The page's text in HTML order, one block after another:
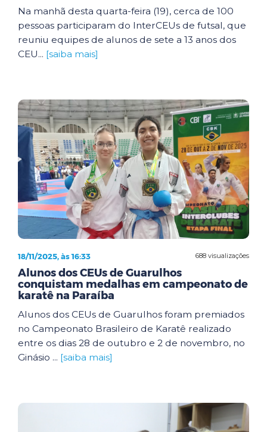
Na manhã desta quarta-feira (19), cerca de 100
pessoas participaram do InterCEUs de futsal, que
reuniu equipes de alunos de sete a 13 anos dos
CEU... [saiba mais]
688 visualizações
18/11/2025, às 16:33
Alunos dos CEUs de Guarulhos
conquistam medalhas em campeonato de
karatê na Paraíba
Alunos dos CEUs de Guarulhos foram premiados
no Campeonato Brasileiro de Karatê realizado
entre os dias 28 de outubro e 2 de novembro, no
Ginásio ... [saiba mais]